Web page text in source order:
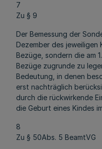
7
Zu § 9
Der Bemessung der
Dezember des jeweiligen
Bezüge, sondern die am
Bezüge zugrunde zu
Bedeutung, in denen
erst nachträglich
durch die rückwirkende
die Geburt eines Kindes
8
Zu § 50Abs. 5 BeamtVG